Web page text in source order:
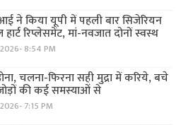
ने किया यूपी में पहली बार सिजेरियन
रिप्लेसमेंट, मां-नवजात दोनों स्वस्थ
8:54 PM
चलना-फिरना सही मुद्रा में करिये, बचे
की कई समस्याओं से
7:15 PM